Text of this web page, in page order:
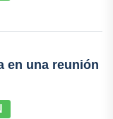
en una reunión